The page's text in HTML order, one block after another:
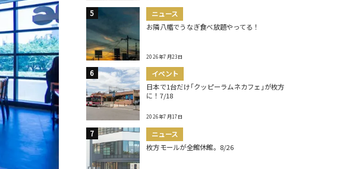
ニュース
お隣八幡でうなぎ食べ放題やってる！
2026年7月23日
イベント
日本で1台だけ｢クッピーラムネカフェ｣が枚方
に！7/18
2026年7月17日
ニュース
枚方モールが全館休館。8/26